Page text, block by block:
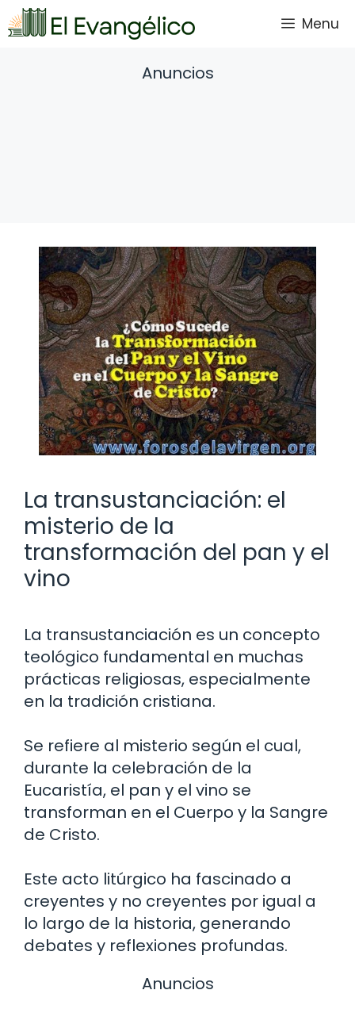
Saltar
al
Menu
Anuncios
La transustanciación: el
misterio de la
transformación del pan y el
vino
La transustanciación es un concepto
teológico fundamental en muchas
prácticas religiosas, especialmente
en la tradición cristiana.
Se refiere al misterio según el cual,
durante la celebración de la
Eucaristía, el pan y el vino se
transforman en el Cuerpo y la Sangre
de Cristo.
Este acto litúrgico ha fascinado a
creyentes y no creyentes por igual a
lo largo de la historia, generando
debates y reflexiones profundas.
Anuncios